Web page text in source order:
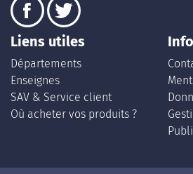
Liens utiles
Départements
Enseignes
SAV & Service client
Où acheter vos produits ?